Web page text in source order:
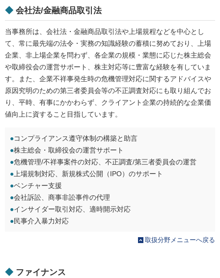
◆ 会社法/金融商品取引法
当事務所は、会社法・金融商品取引法や上場規程などを中心とし
て、常に最先端の法令・実務の知識経験の蓄積に努めており、上場
企業、非上場企業を問わず、各企業の規模・業態に応じた株主総会
や取締役会の運営サポート、株主対応等に豊富な経験を有していま
す。また、企業不祥事発生時の危機管理対応に関するアドバイスや
原因究明のための第三者委員会等の不正調査対応にも取り組んでお
り、平時、有事にかかわらず、クライアント企業の持続的な企業価
値向上に資すること目指しています。
●コンプライアンス遵守体制の構築と助言
●株主総会・取締役会の運営サポート
●危機管理/不祥事案件の対応、不正調査/第三者委員会の運営
● 上場規制対応、新規株式公開（IPO）のサポート
●ベンチャー支援
●会社訴訟、商事非訟事件の代理
●インサイダー取引対応、適時開示対応
●民事介入暴力対応
取扱分野メニューへ戻る
◆ ファイナンス